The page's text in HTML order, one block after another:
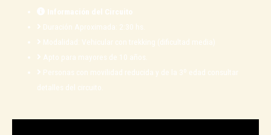
Información del Circuito
Duración Aproximada: 2:30 hs.
Modalidad: Vehicular con trekking (dificultad media)
Apto para mayores de 10 años.
Personas con movilidad reducida y de la 3º edad consultar
detalles del circuito.